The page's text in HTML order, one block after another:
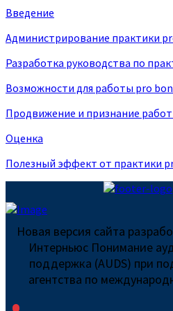
Введение
Администрирование практики
Разработка руководства по
Возможности для работы pro
Продвижение и признание
Оценка
Полезный эффект от практики
Новая версия сайта
Интерньюс Понимание
поддержка (AUDS) при
агентства по